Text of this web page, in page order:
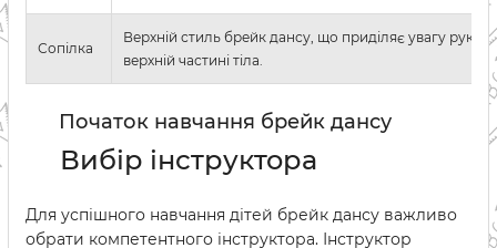
Сопілка
Верхній стиль брейк дансу, що приділяє увагу рукам,
верхній частині тіла.
Початок навчання брейк дансу
Вибір інструктора
Для успішного навчання дітей брейк дансу важливо
обрати компетентного інструктора. Інструктор